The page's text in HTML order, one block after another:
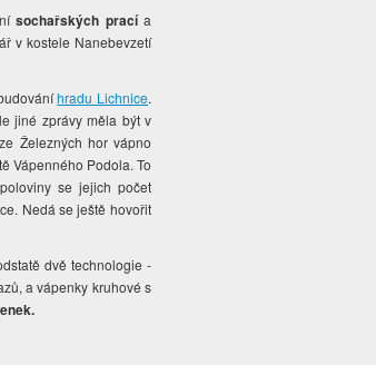
sochařských pracía
v kostele Nanebevzetí
hradu Lichnice.
jiné zprávy měla být v
Železných hor vápno
Vápenného Podola. To
se jejich počet
Nedá se ještě hovořit
dvě technologie -
a vápenky kruhové s